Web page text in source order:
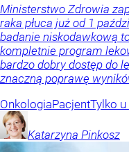
Ministerstwo Zdrowia
raka płuca już od 1
badanie niskodawkową
kompletnie program
bardzo dobry dostęp do
znaczną poprawę
OnkologiaPacjentTylko u
Katarzyna Pinkosz